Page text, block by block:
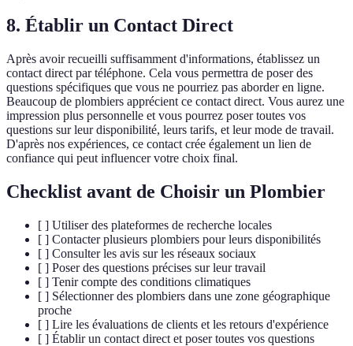
8. Établir un Contact Direct
Après avoir recueilli suffisamment d'informations, établissez un
contact direct par téléphone. Cela vous permettra de poser des
questions spécifiques que vous ne pourriez pas aborder en ligne.
Beaucoup de plombiers apprécient ce contact direct. Vous aurez une
impression plus personnelle et vous pourrez poser toutes vos
questions sur leur disponibilité, leurs tarifs, et leur mode de travail.
D'après nos expériences, ce contact crée également un lien de
confiance qui peut influencer votre choix final.
Checklist avant de Choisir un Plombier
[ ] Utiliser des plateformes de recherche locales
[ ] Contacter plusieurs plombiers pour leurs disponibilités
[ ] Consulter les avis sur les réseaux sociaux
[ ] Poser des questions précises sur leur travail
[ ] Tenir compte des conditions climatiques
[ ] Sélectionner des plombiers dans une zone géographique
proche
[ ] Lire les évaluations de clients et les retours d'expérience
[ ] Établir un contact direct et poser toutes vos questions